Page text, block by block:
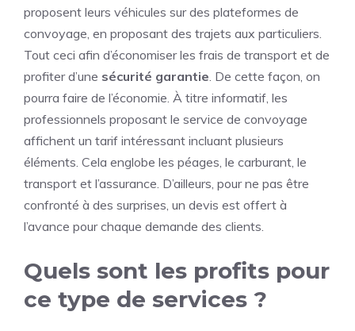
proposent leurs véhicules sur des plateformes de
convoyage, en proposant des trajets aux particuliers.
Tout ceci afin d’économiser les frais de transport et de
profiter d’une sécurité garantie. De cette façon, on
pourra faire de l’économie. À titre informatif, les
professionnels proposant le service de convoyage
affichent un tarif intéressant incluant plusieurs
éléments. Cela englobe les péages, le carburant, le
transport et l’assurance. D’ailleurs, pour ne pas être
confronté à des surprises, un devis est offert à
l’avance pour chaque demande des clients.
Quels sont les profits pour
ce type de services ?